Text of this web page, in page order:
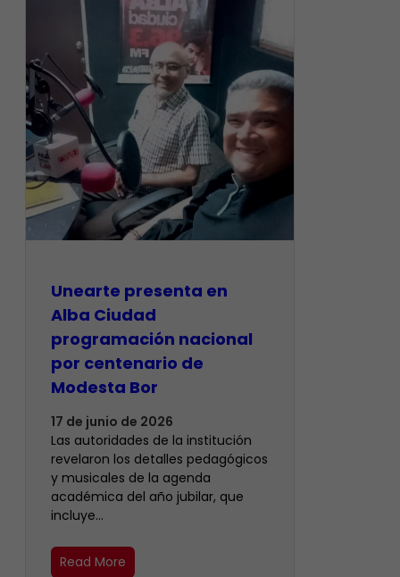
​Unearte presenta en
Alba Ciudad
programación nacional
por centenario de
Modesta Bor
17 de junio de 2026
Las autoridades de la institución
revelaron los detalles pedagógicos
y musicales de la agenda
académica del año jubilar, que
incluye…
Read More